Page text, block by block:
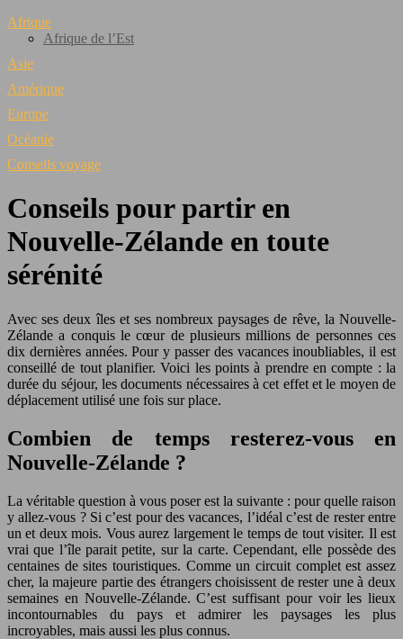
Afrique
Afrique de l’Est
Asie
Amérique
Europe
Océanie
Conseils voyage
Conseils pour partir en
Nouvelle-Zélande en toute
sérénité
Avec ses deux îles et ses nombreux paysages de rêve, la Nouvelle-
Zélande a conquis le cœur de plusieurs millions de personnes ces
dix dernières années. Pour y passer des vacances inoubliables, il est
conseillé de tout planifier. Voici les points à prendre en compte : la
durée du séjour, les documents nécessaires à cet effet et le moyen de
déplacement utilisé une fois sur place.
Combien de temps resterez-vous en
Nouvelle-Zélande ?
La véritable question à vous poser est la suivante : pour quelle raison
y allez-vous ? Si c’est pour des vacances, l’idéal c’est de rester entre
un et deux mois. Vous aurez largement le temps de tout visiter. Il est
vrai que l’île parait petite, sur la carte. Cependant, elle possède des
centaines de sites touristiques. Comme un circuit complet est assez
cher, la majeure partie des étrangers choisissent de rester une à deux
semaines en Nouvelle-Zélande. C’est suffisant pour voir les lieux
incontournables du pays et admirer les paysages les plus
incroyables, mais aussi les plus connus.